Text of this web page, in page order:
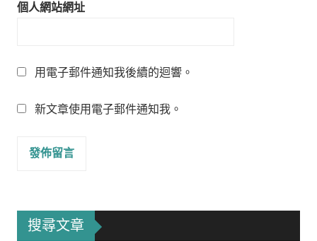
個人網站網址
用電子郵件通知我後續的迴響。
新文章使用電子郵件通知我。
搜尋文章